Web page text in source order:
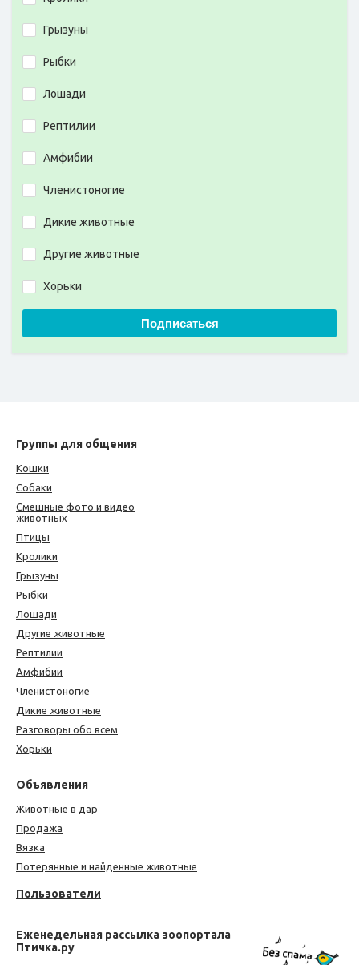
Грызуны
Рыбки
Лошади
Рептилии
Амфибии
Членистоногие
Дикие животные
Другие животные
Хорьки
Подписаться
Группы для общения
Кошки
Собаки
Смешные фото и видео
животных
Птицы
Кролики
Грызуны
Рыбки
Лошади
Другие животные
Рептилии
Амфибии
Членистоногие
Дикие животные
Разговоры обо всем
Хорьки
Объявления
Животные в дар
Продажа
Вязка
Потерянные и найденные животные
Пользователи
Еженедельная рассылка зоопортала
Птичка.ру